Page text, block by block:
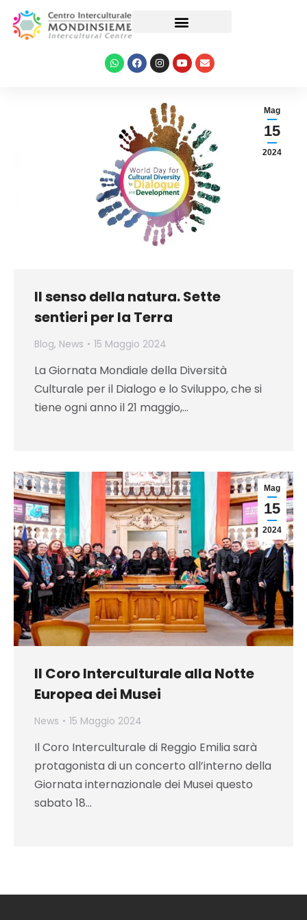
Mag
15
2024
Il senso della natura. Sette
sentieri per la Terra
Blog, News 15 Maggio 2024
La Giornata Mondiale della Diversità
Culturale per il Dialogo e lo Sviluppo, che si
tiene ogni anno il 21 maggio,…
Mag
15
2024
Il Coro Interculturale alla Notte
Europea dei Musei
News 15 Maggio 2024
Il Coro Interculturale di Reggio Emilia sarà
protagonista di un concerto all’interno della
Giornata internazionale dei Musei questo
sabato 18…